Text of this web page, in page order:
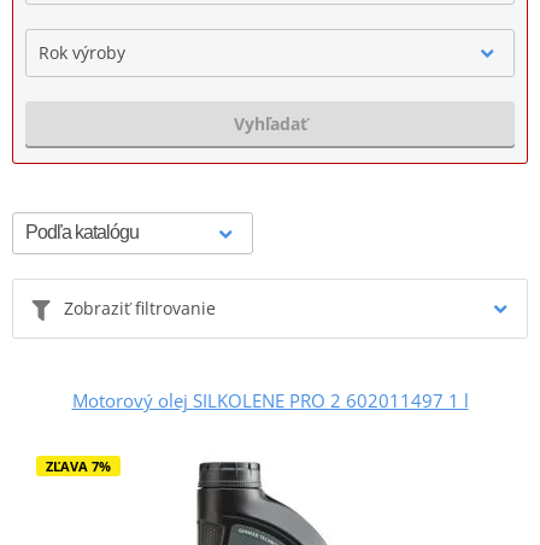
Rok výroby
Vyhľadať
Zobraziť filtrovanie
Motorový olej SILKOLENE PRO 2 602011497 1 l
ZĽAVA 7%